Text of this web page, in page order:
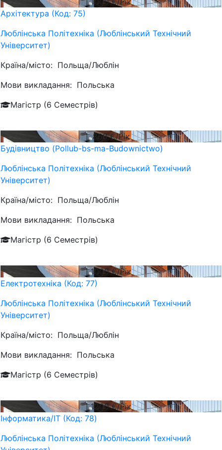
Архітектура (Код: 75)
Люблiнська Політехніка (Люблінський Технічний
Університет)
Країна/місто: Польща/Люблін
Мови викладання: Польська
Магістр (6 Семестрів)
868€/Рік
Будівництво (Pollub-bs-ma-Budownictwo)
Люблiнська Політехніка (Люблінський Технічний
Університет)
Країна/місто: Польща/Люблін
Мови викладання: Польська
Магістр (6 Семестрів)
1000€/Рік
Електротехніка (Код: 77)
Люблiнська Політехніка (Люблінський Технічний
Університет)
Країна/місто: Польща/Люблін
Мови викладання: Польська
Магістр (6 Семестрів)
1200€/Рік
Інформатика/IT (Код: 78)
Люблiнська Політехніка (Люблінський Технічний